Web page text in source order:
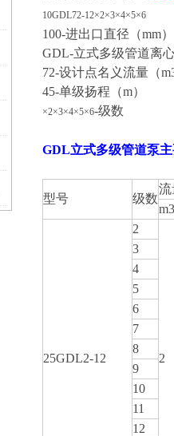
10GDL72-12×2×3×4×5×6
100-进出口直径（mm）
GDL-立式多级管道离
72-设计点名义流量（
45-单级扬程（m）
×2×3×4×5×6-级数
GDL立式多级管道泵
型号 级数
流
25GDL2-12
2
2
3
4
5
6
7
8
9
10
11
12